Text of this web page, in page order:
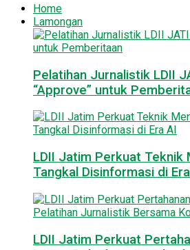
Home
Lamongan
Pelatihan Jurnalistik LDII
“Approve” untuk
LDII Jatim Perkuat Teknik
Tangkal Disinformasi di
LDII Jatim Perkuat